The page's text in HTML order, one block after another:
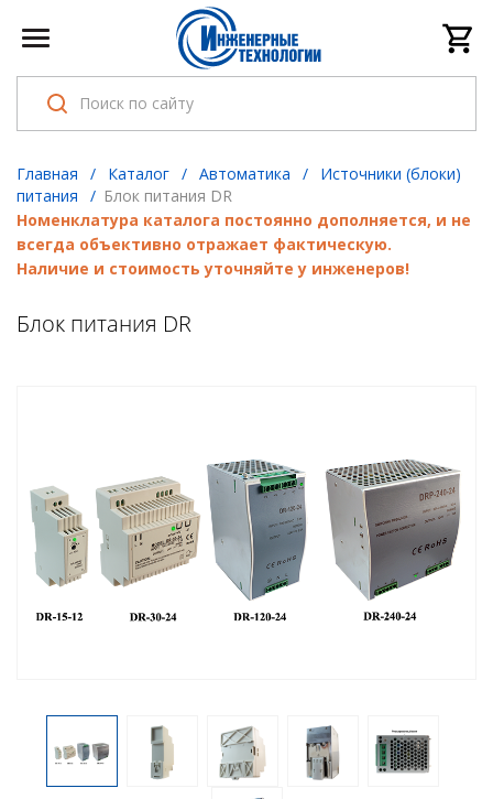
Главная / Каталог / Автоматика /
Источники (блоки)
питания
/ Блок питания DR
Номенклатура каталога постоянно дополняется, и не
всегда объективно отражает фактическую.
Наличие и стоимость уточняйте у инженеров!
Блок питания DR